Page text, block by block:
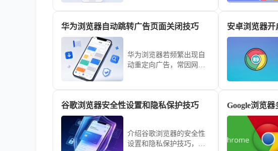
灵敏度方案，助您精简操
览网页时的专注度与精准
性。
华为浏览器自动跳转广告页面关闭技巧
华为浏览器若频繁出现自
动重定向广告，常因网页
访问权限以及定期清理隔
防线。
谷歌浏览器安全性设置和隐私保护技巧
介绍谷歌浏览器的安全性
设置和隐私保护技巧，帮